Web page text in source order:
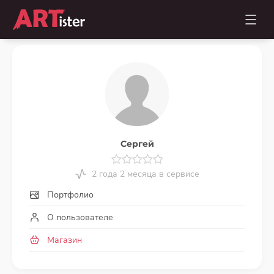
Сергей
2 года 2 месяца в сервисе
Портфолио
О пользователе
Магазин